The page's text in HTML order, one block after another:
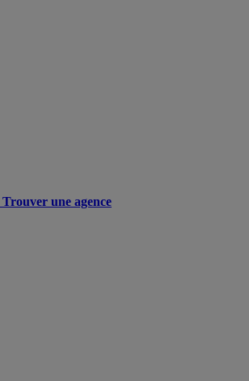
Trouver une agence